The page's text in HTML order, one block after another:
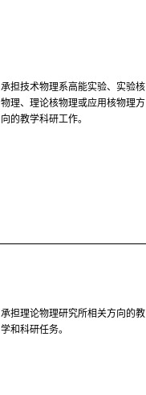
承担技术物理系高能实验、实验核
物理、理论核物理或应用核物理方
向的教学科研工作。
承担理论物理研究所相关方向的教
学和科研任务。